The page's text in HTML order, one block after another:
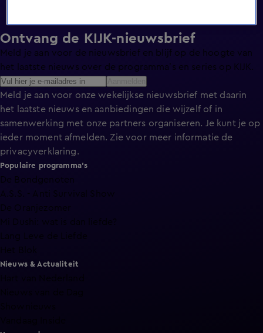
Ontvang de KIJK-nieuwsbrief
Meld je aan voor de nieuwsbrief en blijf op de hoogte van
het laatste nieuws over de programma’s en series op KIJK.
Meld je aan voor onze wekelijkse nieuwsbrief met daarin
het laatste nieuws en aanbiedingen die wijzelf of in
samenwerking met onze partners organiseren. Je kunt je op
ieder moment afmelden. Zie voor meer informatie de
privacyverklaring.
Populaire programma's
De Bondgenoten
A.S.S. - Anti Survival Show
De Oranjezomer
Mi Dushi: wat is dan liefde?
Lang Leve de Liefde
Nieuws & Actualiteit